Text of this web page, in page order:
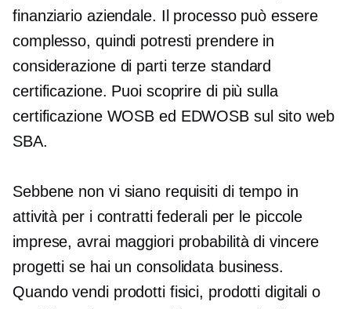
finanziario aziendale. Il processo può essere
complesso, quindi potresti prendere in
considerazione di parti terze standard
certificazione. Puoi scoprire di più sulla
certificazione WOSB ed EDWOSB sul sito web
SBA.
Sebbene non vi siano requisiti di tempo in
attività per i contratti federali per le piccole
imprese, avrai maggiori probabilità di vincere
progetti se hai unconsolidata business.
Quando vendi prodotti fisici, prodotti digitali o